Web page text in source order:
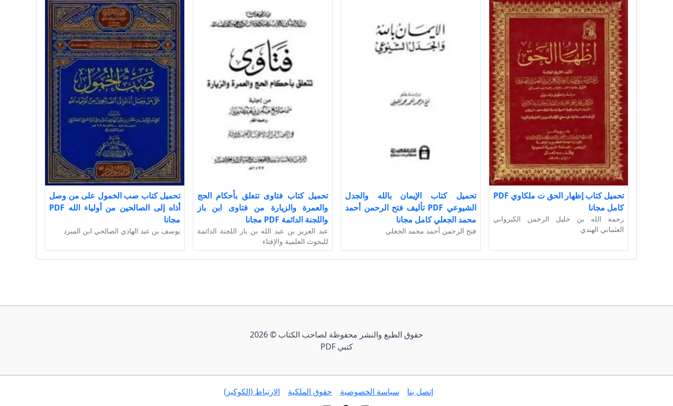
تحميل كتاب إظهار الحق ت ملكاوي PDF
كامل مجانا
رحمة الله بن خليل الرحمن الكيرواني
العثماني الهندي
تحميل كتاب الإيمان بالله والجدل
الشيوعي PDF تأليف فتح الرحمن أحمد
محمد الجعلي كامل مجانا
فتح الرحمن أحمد محمد الجعلي
تحميل كتاب فتاوى تتعلق بأحكام الحج
والعمرة والزيارة من فتاوى ابن باز
واللجنة الدائمة PDF مجانا
عبد العزيز بن عبد الله بن باز اللجنة الدائمة
للبحوث العلمية والإفتاء
تحميل كتاب صب الخمول على من وصل
أذاه إلى الصالحين من أولياء الله PDF
مجانا
يوسف بن عبد الهادي الصالحي ابن المبرد
حقوق الطبع والنشر محفوظة لصاحب الكتاب © 2026
كتبي PDF
إتصل بنا سياسة الخصوصية حقوق الملكية الارتباط (الكوكيز)